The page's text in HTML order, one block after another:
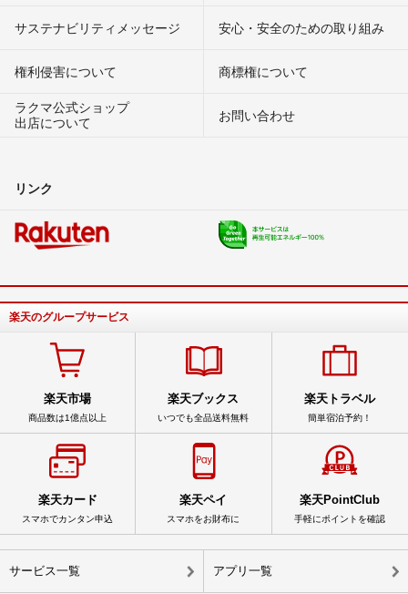
サステナビリティメッセージ 安心・安全のための取り組み
権利侵害について
商標権について
ラクマ公式ショップ
出店について
お問い合わせ
リンク
楽天のグループサービス
楽天市場
商品数は1億点以上
楽天ブックス
いつでも全品送料無料
楽天トラベル
簡単宿泊予約！
楽天カード
スマホでカンタン申込
楽天ペイ
スマホをお財布に
楽天PointClub
手軽にポイントを確認
サービス一覧 アプリ一覧